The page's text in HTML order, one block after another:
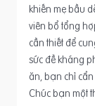
khiến mẹ bầu
viên bổ tổng
cần thiết để
sức đề kháng
ăn, bạn chỉ
Chúc bạn một